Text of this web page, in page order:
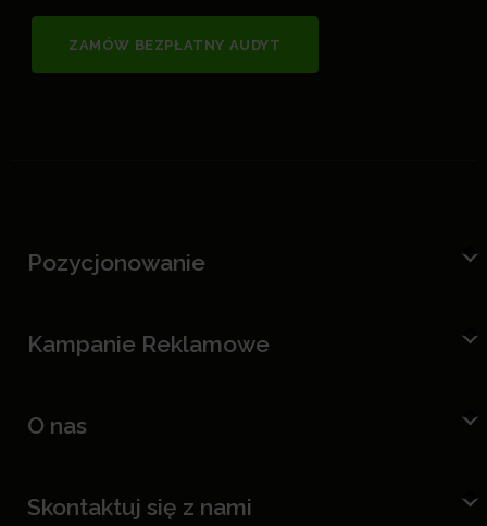
ZAMÓW BEZPŁATNY AUDYT
Pozycjonowanie
Kampanie Reklamowe
O nas
Skontaktuj się z nami